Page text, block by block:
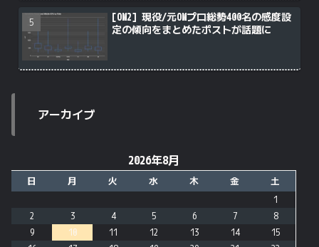
[OW2] 現役/元OWプロ総勢400名の感度設
定の傾向をまとめたポストが話題に
アーカイブ
2026年8月
日 月 火 水 木 金
土
1
2
3 4 5 6 7
8
9
10 11 12 13 14
15